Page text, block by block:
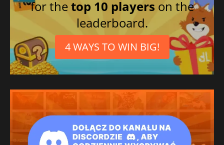
Russo
Chinês simplificado
Árabe
Chinês tradicional
for thetop 10 players on the
leaderboard.
4 WAYS TO WIN BIG!